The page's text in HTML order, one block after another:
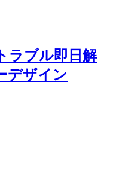
ラブル即日解
デザイン